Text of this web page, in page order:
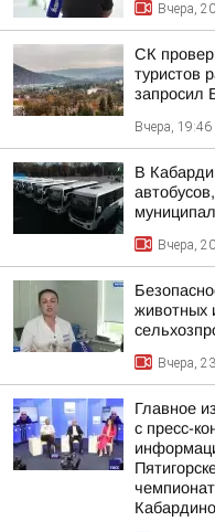
Вчера,
СК
туристов
запросил
Вчера, 19:46
В
Вчера,
животных
Вчера,
Главное
с пресс-